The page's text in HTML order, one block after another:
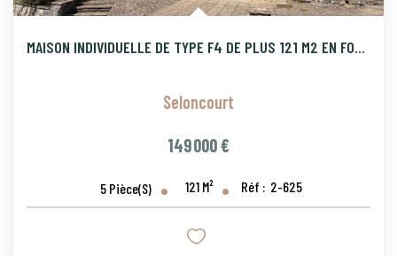
MAISON INDIVIDUELLE DE TYPE F4 DE PLUS 121 M2 EN FOND D'IMPA
Seloncourt
149 000 €
5 Pièce(s) 121 M² Réf : 2-625